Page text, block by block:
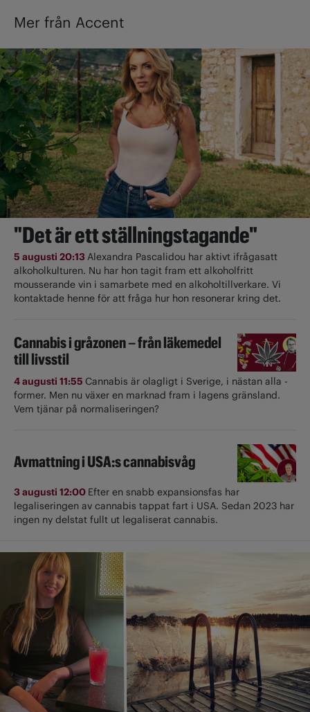
Mer från Accent
"Det är ett ställningstagande"
5 augusti 20:13Alexandra Pascalidou har aktivt ifrågasatt
alkoholkulturen. Nu har hon tagit fram ett alkoholfritt
mousserande vin i samarbete med en alkoholtillverkare. Vi
kontaktade henne för att fråga hur hon resonerar kring det.
Cannabis i gråzonen – från läkemedel
till livsstil
4 augusti 11:55 Cannabis är olagligt i ­Sverige, i nästan alla ­
former. Men nu växer en marknad fram i lagens gränsland.
Vem tjänar på normaliseringen?
Avmattning i USA:s cannabisvåg
3 augusti 12:00 Efter en snabb expansionsfas har
legaliseringen av cannabis tappat fart i USA. Sedan 2023 har
ingen ny delstat fullt ut ­legaliserat cannabis.